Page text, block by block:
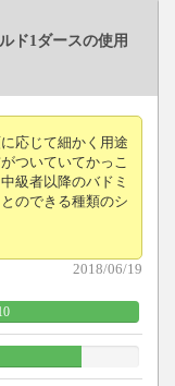
ド1ダースの使用
応じて細かく用途
ついていてかっこ
級者以降のバドミ
のできる種類のシ
2018/06/19